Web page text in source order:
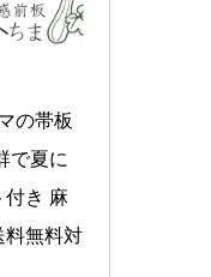
の帯板
で夏に
付き 麻
料無料対